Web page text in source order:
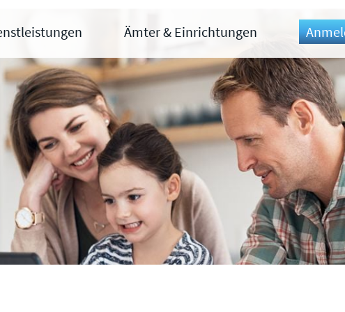
Ämter & Einrichtungen